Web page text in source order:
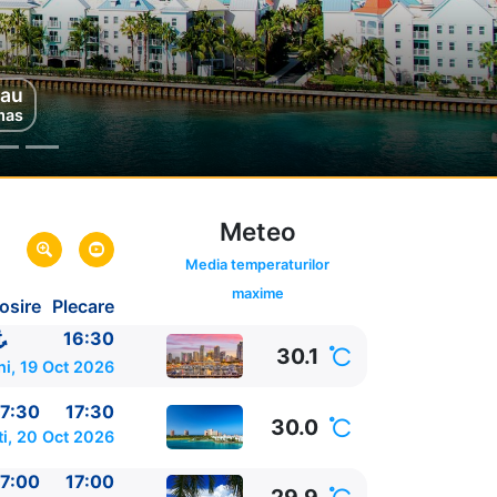
Plecare
Meteo
Media temperaturilor
maxime
16:30
19 Oct 2026 30.1
17:30
20 Oct 2026 30.0
17:00